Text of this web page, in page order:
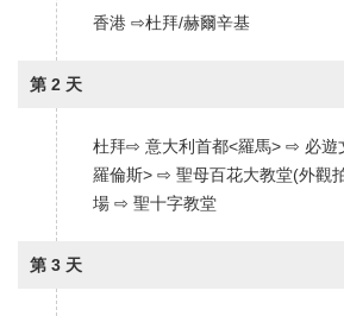
香港 ⇨杜拜/赫爾辛基
第 2 天
杜拜⇨ 意大利首都<羅馬> ⇨ 必遊
羅倫斯> ⇨ 聖母百花大教堂(外觀
場 ⇨ 聖十字教堂
第 3 天